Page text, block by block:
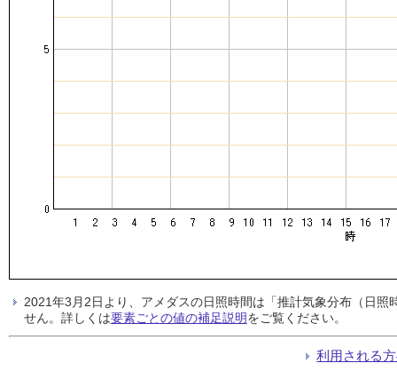
2021年3月2日より、アメダスの日照時間は「推計気象分布（日
せん。詳しくは要素ごとの値の補足説明をご覧ください。
利用される